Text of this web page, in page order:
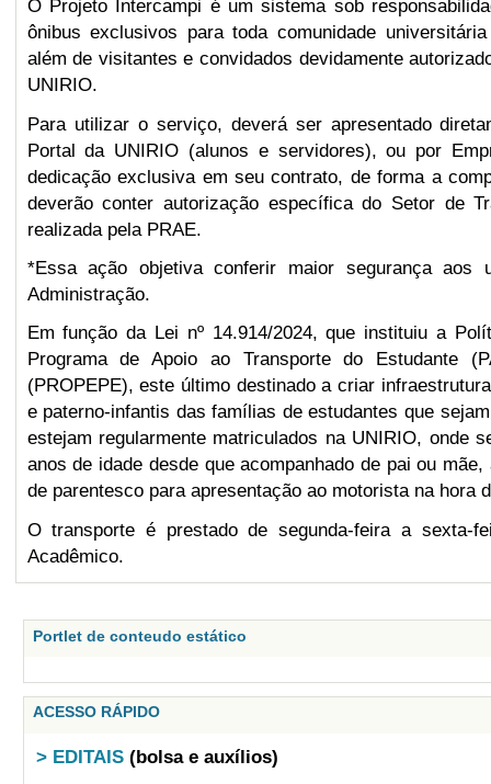
O Projeto Intercampi é um sistema sob
ônibus exclusivos para toda comunidade
além de visitantes e convidados devidamente
UNIRIO.
Para utilizar o serviço, deverá ser apresentado
Portal da UNIRIO (alunos e servidores), ou por
dedicação exclusiva em seu contrato, de forma a
deverão conter autorização específica do Setor de
realizada pela PRAE.
*Essa ação objetiva conferir maior segurança aos
Administração.
Em função da Lei nº 14.914/2024, que instituiu a
Programa de Apoio ao Transporte do Estudante
(PROPEPE), este último destinado a criar
e paterno-infantis das famílias de estudantes que
estejam regularmente matriculados na UNIRIO, onde
anos de idade desde que acompanhado de pai ou
de parentesco para apresentação ao motorista na hora
O transporte é prestado de segunda-feira a sexta-
Acadêmico.
Portlet de conteudo estático
ACESSO RÁPIDO
> EDITAIS (bolsa e auxílios)